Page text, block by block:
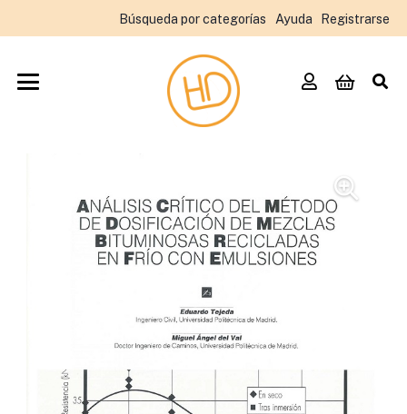
Búsqueda por categorías Ayuda Registrarse